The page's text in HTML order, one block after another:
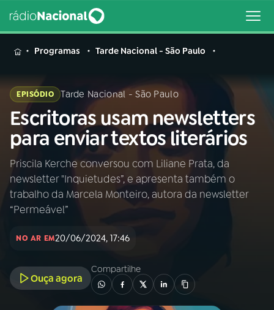
MENU
Buscar
na
Rádio
Nacional
Buscar
AO VIVO
PROGRAMAÇÃO
Programas Tarde Nacional - São Paulo
EPISÓDIO Tarde Nacional - São Paulo
Escritoras usam newsletters
para enviar textos literários
Priscila Kerche conversou com Liliane Prata, da
newsletter "Inquietudes”, e apresenta também o
trabalho da Marcela Monteiro, autora da newsletter
“Permeável”
NO AR EM20/06/2024, 17:46
Ouça agora
Compartilhe